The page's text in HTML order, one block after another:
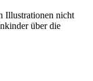
Illustrationen nicht
über die